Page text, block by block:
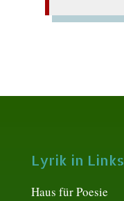
Lyrik in Links
Haus für Poesie